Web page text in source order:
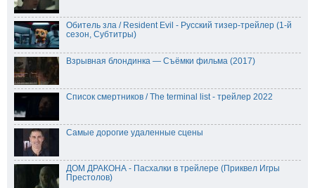
Обитель зла / Resident Evil - Русский тизер-трейлер (1-й
сезон, Субтитры)
Взрывная блондинка — Съёмки фильма (2017)
Список смертников / The terminal list - трейлер 2022
Самые дорогие удаленные сцены
ДОМ ДРАКОНА - Пасхалки в трейлере (Приквел Игры
Престолов)